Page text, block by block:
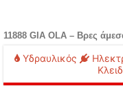
11888 GIA OLA – Βρες
Υδραυλικός